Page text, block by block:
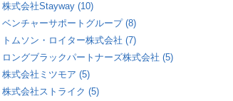
株式会社Stayway (10)
ベンチャーサポートグループ (8)
トムソン・ロイター株式会社 (7)
ロングブラックパートナーズ株式会社 (5)
株式会社ミツモア (5)
株式会社ストライク (5)